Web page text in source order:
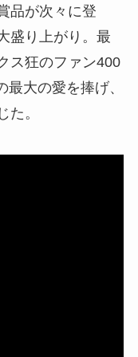
品が次々に登
盛り上がり。最
ス狂のファン400
最大の愛を捧げ、
た。